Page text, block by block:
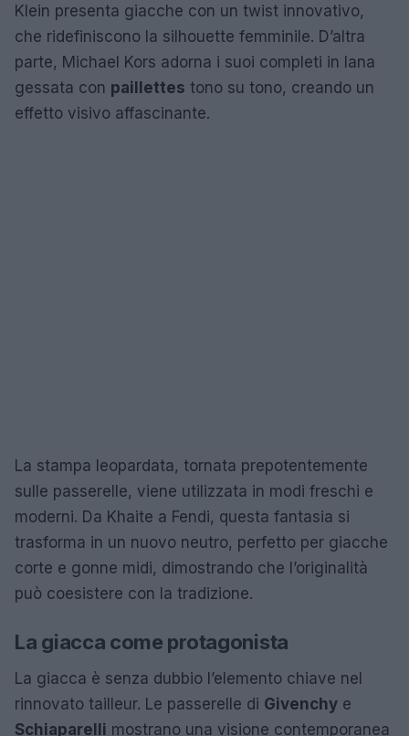
Klein presenta giacche con un twist innovativo,
che ridefiniscono la silhouette femminile. D’altra
parte, Michael Kors adorna i suoi completi in lana
gessata con paillettes tono su tono, creando un
effetto visivo affascinante.
La stampa leopardata, tornata prepotentemente
sulle passerelle, viene utilizzata in modi freschi e
moderni. Da Khaite a Fendi, questa fantasia si
trasforma in un nuovo neutro, perfetto per giacche
corte e gonne midi, dimostrando che l’originalità
può coesistere con la tradizione.
La giacca come protagonista
La giacca è senza dubbio l’elemento chiave nel
rinnovato tailleur. Le passerelle di Givenchy e
Schiaparelli mostrano una visione contemporanea